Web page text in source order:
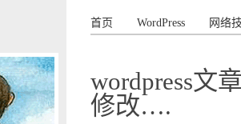
首页 WordPress 网络
wordpress文
修改….